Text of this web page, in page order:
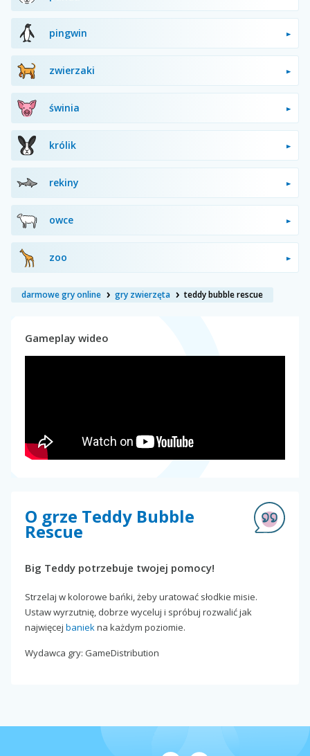
pingwin
zwierzaki
świnia
królik
rekiny
owce
zoo
darmowe gry online gry zwierzęta teddy bubble rescue
Gameplay wideo
O grze Teddy Bubble
Rescue
Big Teddy potrzebuje twojej pomocy!
Strzelaj w kolorowe bańki, żeby uratować słodkie misie.
Ustaw wyrzutnię, dobrze wyceluj i spróbuj rozwalić jak
najwięcej baniekna każdym poziomie.
Wydawca gry: GameDistribution